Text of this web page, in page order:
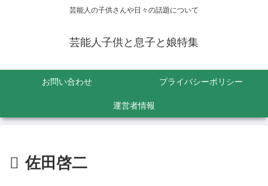
芸能人の子供さんや日々の話題について
芸能人子供と息子と娘特集
お問い合わせ プライバシーポリシー
運営者情報
佐田啓二